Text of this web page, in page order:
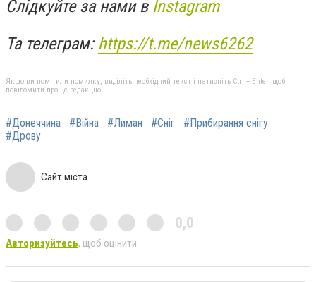
Слідкуйте за нами в Instagram
Та телеграм:https://t.me/news6262
Якщо ви помітили помилку, виділіть необхідний текст і натисніть Ctrl + Enter, щоб
повідомити про це редакцію
#Донеччина #Війна #Лиман #Сніг
#Прибирання снігу
#Дрову
Сайт міста
0,0
Авторизуйтесь, щоб оцінити